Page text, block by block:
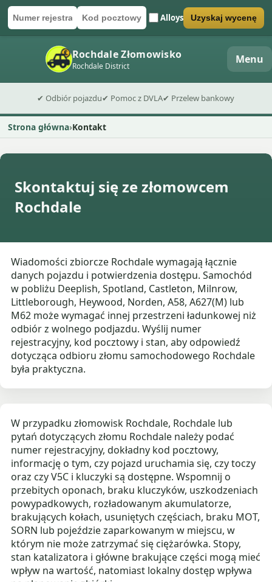
Numer rejestracyjny
Kod pocztowyAlloys
Wyślij formularz wyceny Uzyskaj wycenę
Rochdale Złomowisko
Rochdale District Menu
✔ Odbiór pojazdu✔ Pomoc z DVLA✔ Przelew bankowy
Strona główna Kontakt
Skontaktuj się ze złomowcem
Rochdale
Wiadomości zbiorcze Rochdale wymagają łącznie
danych pojazdu i potwierdzenia dostępu. Samochód
w pobliżu Deeplish, Spotland, Castleton, Milnrow,
Littleborough, Heywood, Norden, A58, A627(M) lub
M62 może wymagać innej przestrzeni ładunkowej niż
odbiór z wolnego podjazdu. Wyślij numer
rejestracyjny, kod pocztowy i stan, aby odpowiedź
dotycząca odbioru złomu samochodowego Rochdale
była praktyczna.
W przypadku złomowisk Rochdale, Rochdale lub
pytań dotyczących złomu Rochdale należy podać
numer rejestracyjny, dokładny kod pocztowy,
informację o tym, czy pojazd uruchamia się, czy toczy
oraz czy V5C i kluczyki są dostępne. Wspomnij o
przebitych oponach, braku kluczyków, uszkodzeniach
powypadkowych, rozładowanym akumulatorze,
brakujących kołach, usuniętych częściach, braku MOT,
SORN lub pojeździe zaparkowanym w miejscu, w
którym nie może zatrzymać się ciężarówka. Stopy,
stan katalizatora i główne brakujące części mogą mieć
wpływ na wartość, natomiast lokalny dostęp wpływa